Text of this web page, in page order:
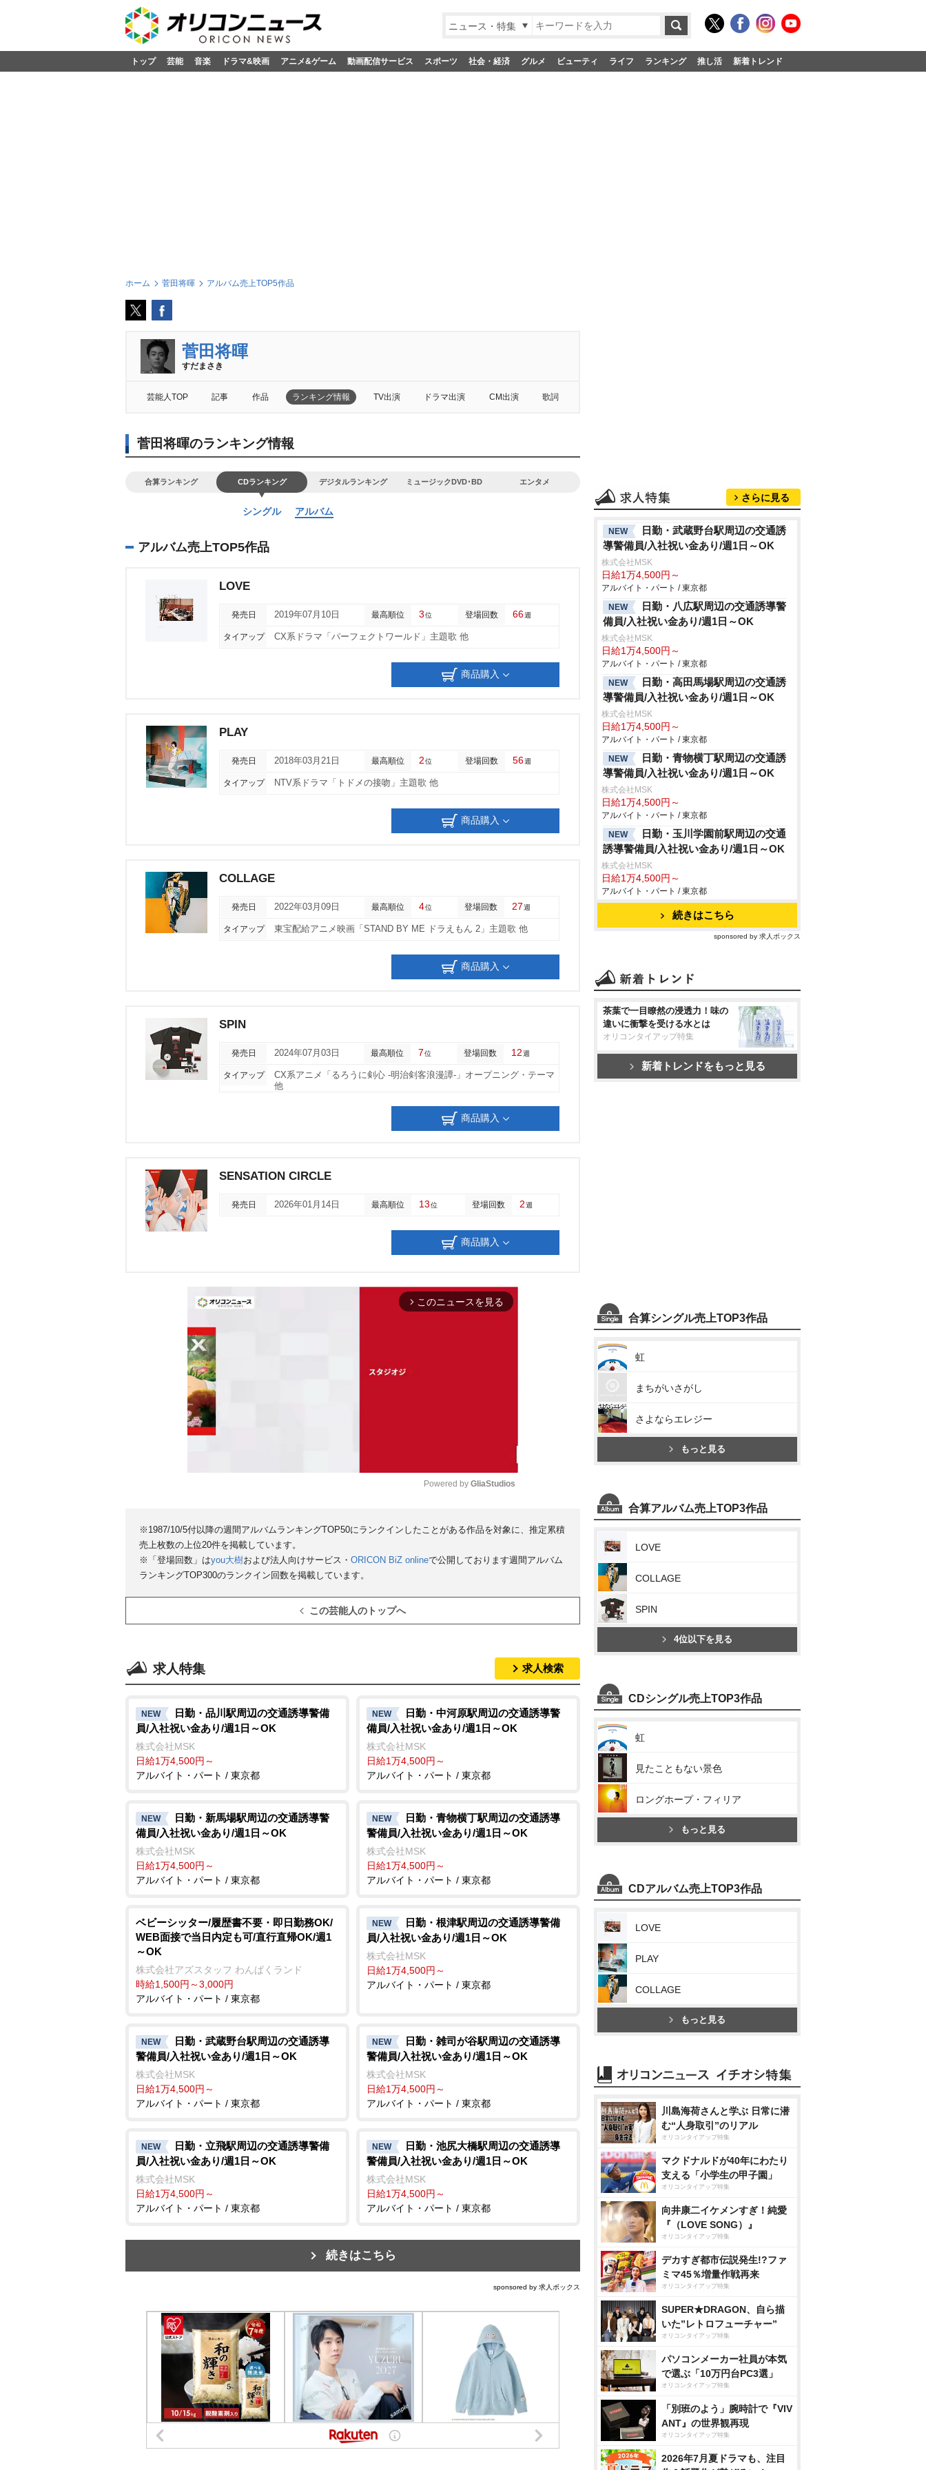
ニュース・特集
トップ 芸能 音楽 ドラマ&映画 アニメ&ゲーム 動画配信サービス スポーツ 社会・経済 グルメ ビューティ ライフ ランキング 推し活 新着トレンド
ホーム 菅田将暉 アルバム売上TOP5作品
菅田将暉
すだまさき
芸能人TOP 記事 作品 ランキング情報 TV出演 ドラマ出演 CM出演 歌詞
菅田将暉のランキング情報
合算ランキング CDランキング デジタルランキング ミュージックDVD･BD エンタメ
シングル アルバム
アルバム売上TOP5作品
LOVE
発売日 2019年07月10日 最高順位 3位 登場回数 66週
タイアップ CX系ドラマ「パーフェクトワールド」主題歌 他
商品購入
PLAY
発売日 2018年03月21日 最高順位 2位 登場回数 56週
タイアップ NTV系ドラマ「トドメの接吻」主題歌 他
商品購入
COLLAGE
発売日 2022年03月09日 最高順位 4位 登場回数 27週
タイアップ 東宝配給アニメ映画「STAND BY ME ドラえもん 2」主題歌 他
商品購入
SPIN
発売日 2024年07月03日 最高順位 7位 登場回数 12週
タイアップ
CX系アニメ「るろうに剣心 -明治剣客浪漫譚-」オープニング・テーマ
他
商品購入
SENSATION CIRCLE
発売日 2026年01月14日 最高順位 13位 登場回数 2週
商品購入
arrow_forward_ios このニュースを見る
M
t
Powered by GliaStudios
※1987/10/5付以降の週間アルバムランキングTOP50にランクインしたことがある作品を対象に、推定累積
売上枚数の上位20件を掲載しています。
※「登場回数」はyou大樹および法人向けサービス・ ORICON BiZ onlineで公開しております週間アルバム
ランキングTOP300のランクイン回数を掲載しています。
この芸能人のトップへ
求人特集 求人検索
NEW
日勤・品川駅周辺の交通誘導警備
員/入社祝い金あり/週1日～OK
株式会社MSK
日給1万4,500円～
アルバイト・パート / 東京都
NEW
日勤・中河原駅周辺の交通誘導警
備員/入社祝い金あり/週1日～OK
株式会社MSK
日給1万4,500円～
アルバイト・パート / 東京都
NEW
日勤・新馬場駅周辺の交通誘導警
備員/入社祝い金あり/週1日～OK
株式会社MSK
日給1万4,500円～
アルバイト・パート / 東京都
NEW
日勤・青物横丁駅周辺の交通誘導
警備員/入社祝い金あり/週1日～OK
株式会社MSK
日給1万4,500円～
アルバイト・パート / 東京都
ベビーシッター/履歴書不要・即日勤務OK/
WEB面接で当日内定も可/直行直帰OK/週1
～OK
株式会社アズスタッフ わんぱくランド
時給1,500円～3,000円
アルバイト・パート / 東京都
NEW
日勤・根津駅周辺の交通誘導警備
員/入社祝い金あり/週1日～OK
株式会社MSK
日給1万4,500円～
アルバイト・パート / 東京都
NEW
日勤・武蔵野台駅周辺の交通誘導
警備員/入社祝い金あり/週1日～OK
株式会社MSK
日給1万4,500円～
アルバイト・パート / 東京都
NEW
日勤・雑司が谷駅周辺の交通誘導
警備員/入社祝い金あり/週1日～OK
株式会社MSK
日給1万4,500円～
アルバイト・パート / 東京都
NEW
日勤・立飛駅周辺の交通誘導警備
員/入社祝い金あり/週1日～OK
株式会社MSK
日給1万4,500円～
アルバイト・パート / 東京都
NEW
日勤・池尻大橋駅周辺の交通誘導
警備員/入社祝い金あり/週1日～OK
株式会社MSK
日給1万4,500円～
アルバイト・パート / 東京都
続きはこちら
sponsored by 求人ボックス
さらに見る
NEW
日勤・武蔵野台駅周辺の交通誘
導警備員/入社祝い金あり/週1日～OK
株式会社MSK
日給1万4,500円～
アルバイト・パート / 東京都
NEW
日勤・八広駅周辺の交通誘導警
備員/入社祝い金あり/週1日～OK
株式会社MSK
日給1万4,500円～
アルバイト・パート / 東京都
NEW
日勤・高田馬場駅周辺の交通誘
導警備員/入社祝い金あり/週1日～OK
株式会社MSK
日給1万4,500円～
アルバイト・パート / 東京都
NEW
日勤・青物横丁駅周辺の交通誘
導警備員/入社祝い金あり/週1日～OK
株式会社MSK
日給1万4,500円～
アルバイト・パート / 東京都
NEW
日勤・玉川学園前駅周辺の交通
誘導警備員/入社祝い金あり/週1日～OK
株式会社MSK
日給1万4,500円～
アルバイト・パート / 東京都
続きはこちら
sponsored by 求人ボックス
茶葉で一目瞭然の浸透力！味の
違いに衝撃を受ける水とは
オリコンタイアップ特集
新着トレンドをもっと見る
合算シングル売上TOP3作品
虹
まちがいさがし
さよならエレジー
もっと見る
合算アルバム売上TOP3作品
LOVE
COLLAGE
SPIN
4位以下を見る
CDシングル売上TOP3作品
虹
見たこともない景色
ロングホープ・フィリア
もっと見る
CDアルバム売上TOP3作品
LOVE
PLAY
COLLAGE
もっと見る
川島海荷さんと学ぶ 日常に潜
む“人身取引”のリアル
オリコンタイアップ特集
マクドナルドが40年にわたり
支える「小学生の甲子園」
オリコンタイアップ特集
向井康二イケメンすぎ！純愛
『（LOVE SONG）』
オリコンタイアップ特集
デカすぎ都市伝説発生!?ファ
ミマ45％増量作戦再来
オリコンタイアップ特集
SUPER★DRAGON、自ら描
いた”レトロフューチャー”
オリコンタイアップ特集
パソコンメーカー社員が本気
で選ぶ「10万円台PC3選」
オリコンタイアップ特集
「別班のよう」腕時計で『VIV
ANT』の世界観再現
オリコンタイアップ特集
2026年7月夏ドラマも、注目